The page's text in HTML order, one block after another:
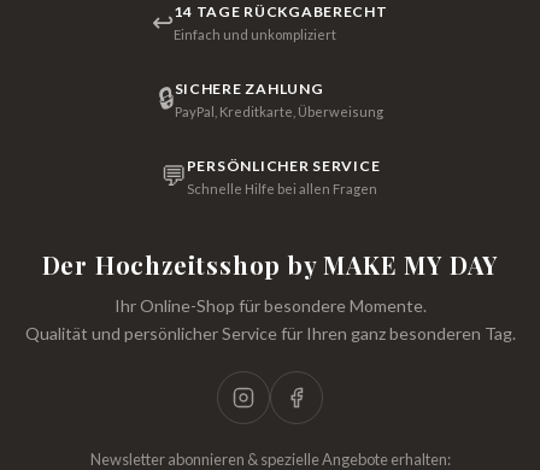
↩14 TAGE RÜCKGABERECHT
Einfach und unkompliziert
🔒SICHERE ZAHLUNG
PayPal, Kreditkarte, Überweisung
💬 PERSÖNLICHER SERVICE
Schnelle Hilfe bei allen Fragen
Der Hochzeitsshop by MAKE MY DAY
Ihr Online-Shop für besondere Momente.
Qualität und persönlicher Service für Ihren ganz besonderen Tag.
Newsletter abonnieren & spezielle Angebote erhalten: